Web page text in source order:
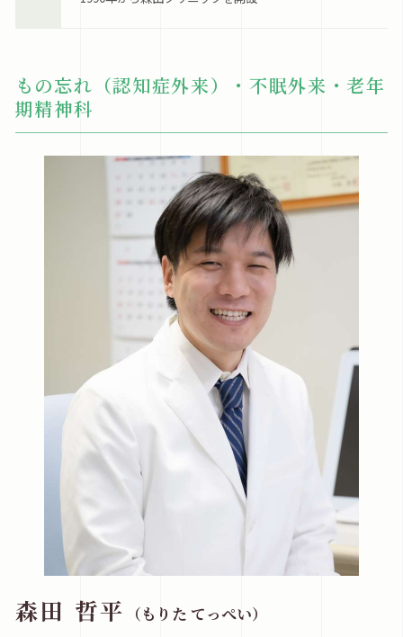
もの忘れ（認知症外来）・不眠外来・老年
期精神科
森田 哲平 （もりた てっぺい）